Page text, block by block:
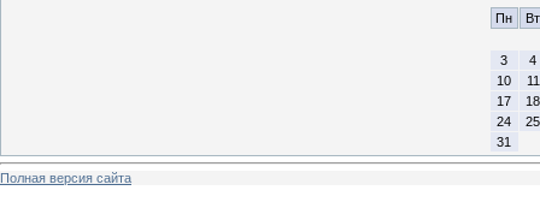
Пн Вт
3
4
10
11
17
18
24
25
31
Полная версия сайта